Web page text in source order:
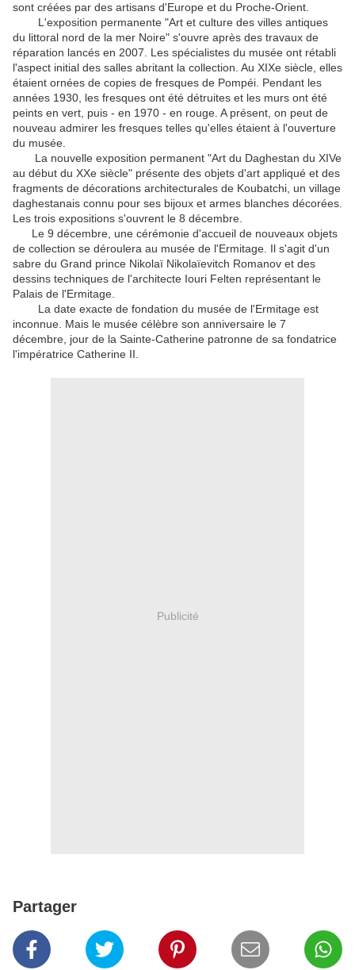
sont créées par des artisans d'Europe et du Proche-Orient.
L'exposition permanente "Art et culture des villes antiques
du littoral nord de la mer Noire" s'ouvre après des travaux de
réparation lancés en 2007. Les spécialistes du musée ont rétabli
l'aspect initial des salles abritant la collection. Au XIXe siècle, elles
étaient ornées de copies de fresques de Pompéi. Pendant les
années 1930, les fresques ont été détruites et les murs ont été
peints en vert, puis - en 1970 - en rouge. A présent, on peut de
nouveau admirer les fresques telles qu'elles étaient à l'ouverture
du musée.
La nouvelle exposition permanent "Art du Daghestan du XIVe
au début du XXe siècle" présente des objets d'art appliqué et des
fragments de décorations architecturales de Koubatchi, un village
daghestanais connu pour ses bijoux et armes blanches décorées.
Les trois expositions s'ouvrent le 8 décembre.
Le 9 décembre, une cérémonie d'accueil de nouveaux objets
de collection se déroulera au musée de l'Ermitage. Il s'agit d'un
sabre du Grand prince Nikolaï Nikolaïevitch Romanov et des
dessins techniques de l'architecte Iouri Felten représentant le
Palais de l'Ermitage.
La date exacte de fondation du musée de l'Ermitage est
inconnue. Mais le musée célèbre son anniversaire le 7
décembre, jour de la Sainte-Catherine patronne de sa fondatrice
l'impératrice Catherine II.
Publicité
Partager